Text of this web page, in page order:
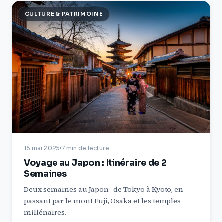
CULTURE & PATRIMOINE
15 mai 2025 7 min de lecture
Voyage au Japon : Itinéraire de 2
Semaines
Deux semaines au Japon : de Tokyo à Kyoto, en
passant par le mont Fuji, Osaka et les temples
millénaires.